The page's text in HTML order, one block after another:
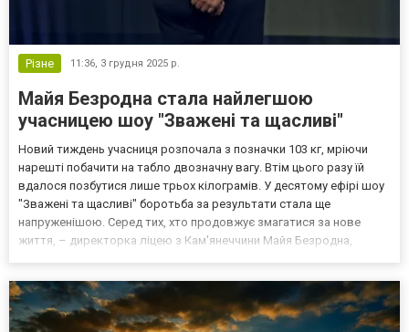
Різне 11:36, 3 грудня 2025 р.
Майя Безродна стала найлегшою
учасницею шоу "Зважені та щасливі"
Новий тиждень учасниця розпочала з позначки 103 кг, мріючи
нарешті побачити на табло двозначну вагу. Втім цього разу їй
вдалося позбутися лише трьох кілограмів. У десятому ефірі шоу
"Зважені та щасливі" боротьба за результати стала ще
напруженішою. Серед тих, хто продовжує змагатися за нове
життя, – директорка ліцею з Кам'янеччини Майя Безродна,